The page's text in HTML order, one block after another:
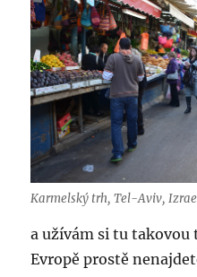
Karmelský trh, Tel-Aviv,
a užívám si tu
Evropě prostě